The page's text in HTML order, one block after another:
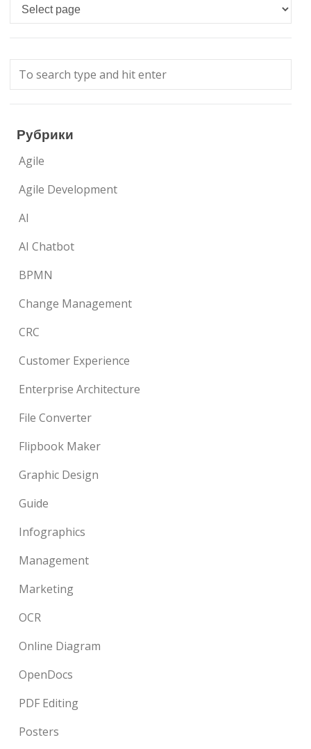
Languages
Рубрики
Agile
Agile Development
AI
AI Chatbot
BPMN
Change Management
CRC
Customer Experience
Enterprise Architecture
File Converter
Flipbook Maker
Graphic Design
Guide
Infographics
Management
Marketing
OCR
Online Diagram
OpenDocs
PDF Editing
Posters